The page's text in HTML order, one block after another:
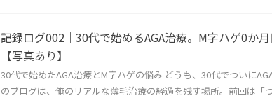
記録ログ002｜30代で始めるAGA治療。M字ハゲ0か
【写真あり】
30代で始めたAGA治療とM字ハゲの悩み どうも、30代でついに
のブログは、俺のリアルな薄毛治療の経過を残す場所。前回は「